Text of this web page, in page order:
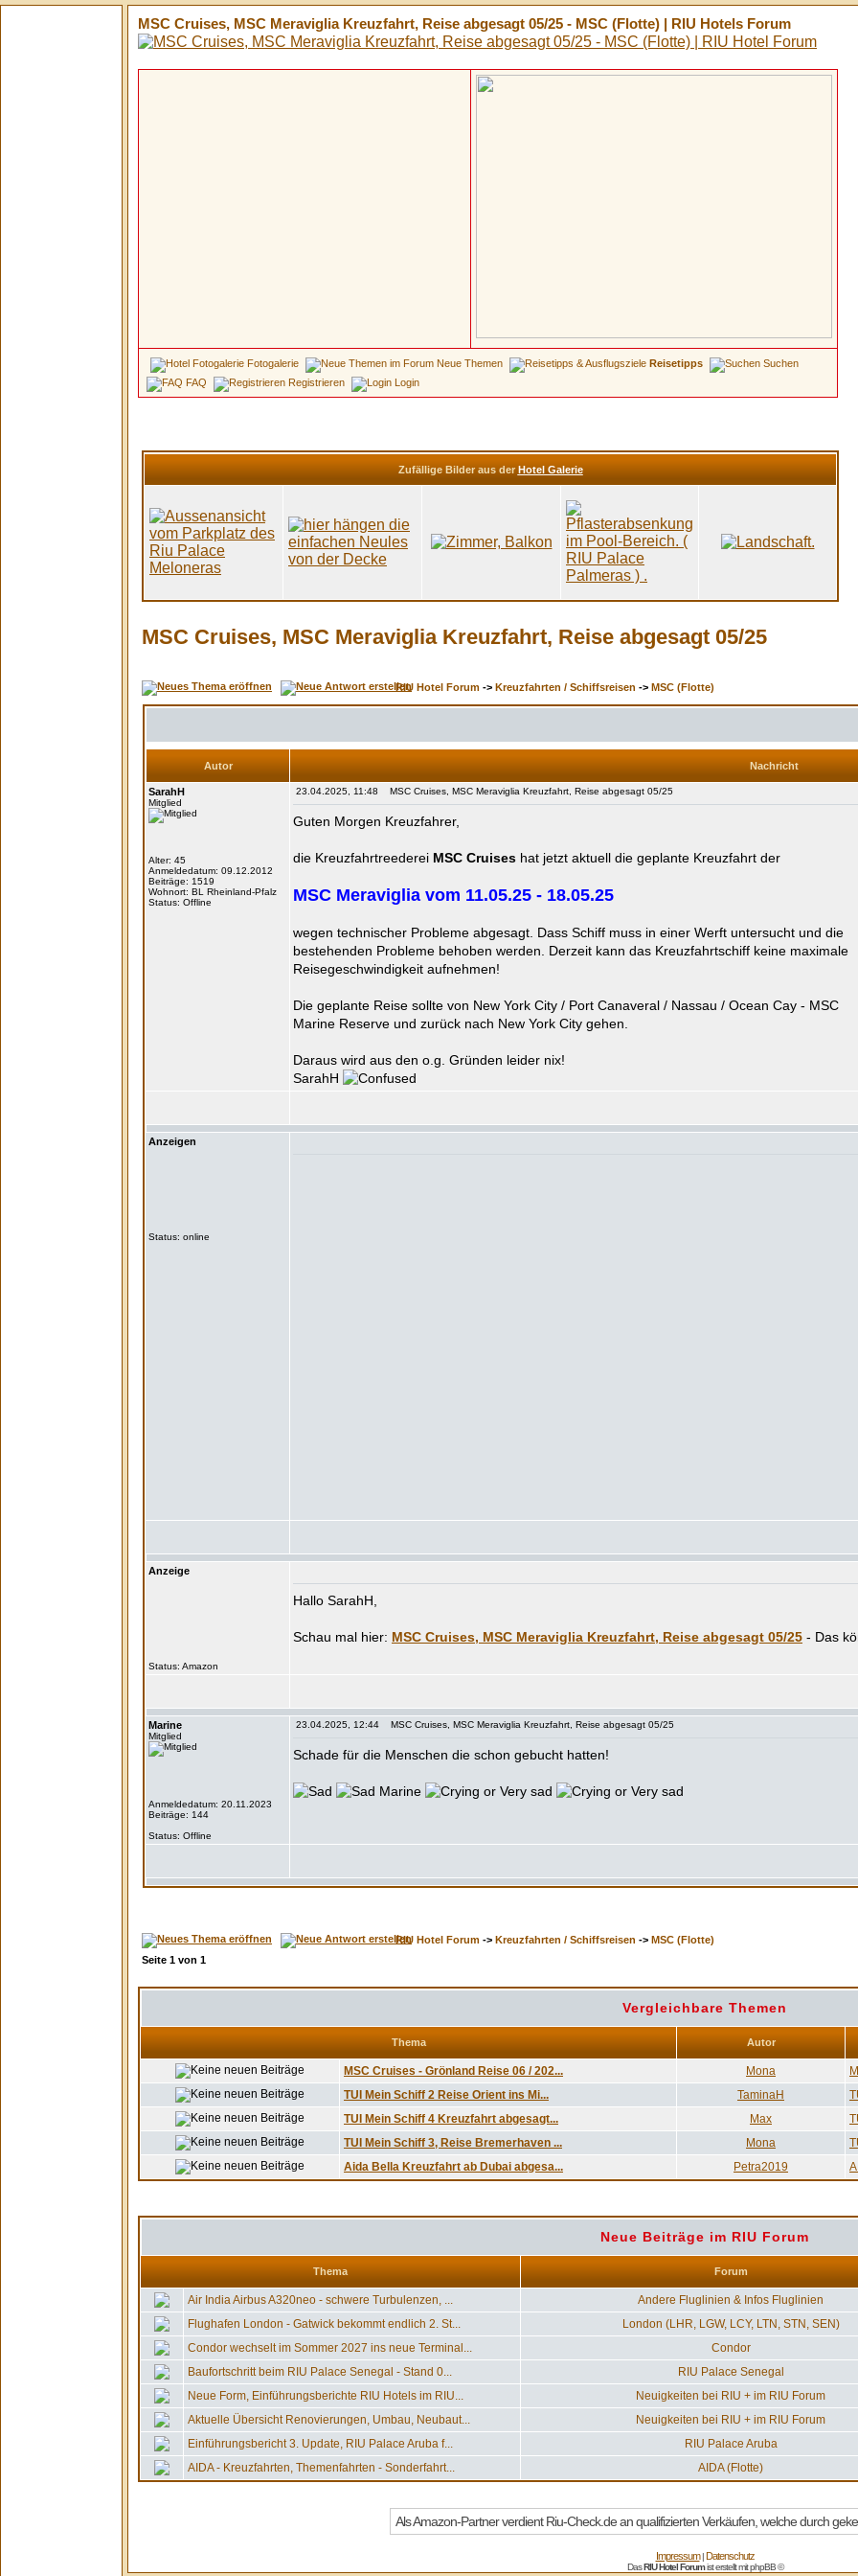
MSC Cruises, MSC Meraviglia Kreuzfahrt, Reise abgesagt 05/25 - MSC (Flotte) | RIU Hotels Forum
Fotogalerie Neue Themen Reisetipps
Suchen
FAQ
Registrieren Login
Zufällige Bilder aus der Hotel Galerie
MSC Cruises, MSC Meraviglia Kreuzfahrt, Reise abgesagt 05/25
RIU Hotel Forum -> Kreuzfahrten / Schiffsreisen -> MSC (Flotte)
Autor Nachricht
SarahH
Mitglied
Alter: 45
Anmeldedatum: 09.12.2012
Beiträge: 1519
Wohnort: BL Rheinland-Pfalz
Status: Offline
23.04.2025, 11:48 MSC Cruises, MSC Meraviglia Kreuzfahrt, Reise abgesagt 05/25
Guten Morgen Kreuzfahrer,
die Kreuzfahrtreederei MSC Cruises hat jetzt aktuell die geplante Kreuzfahrt der
MSC Meraviglia vom 11.05.25 - 18.05.25
wegen technischer Probleme abgesagt. Dass Schiff muss in einer Werft untersucht und die
bestehenden Probleme behoben werden. Derzeit kann das Kreuzfahrtschiff keine maximale
Reisegeschwindigkeit aufnehmen!
Die geplante Reise sollte von New York City / Port Canaveral / Nassau / Ocean Cay - MSC
Marine Reserve und zurück nach New York City gehen.
Daraus wird aus den o.g. Gründen leider nix!
SarahH
Anzeigen
Status: online
Anzeige
Status:
Hallo SarahH,
MSC Cruises, MSC Meraviglia Kreuzfahrt, Reise abgesagt 05/25
Marine
Mitglied
Anmeldedatum: 20.11.2023
Beiträge: 144
Status: Offline
23.04.2025, 12:44 MSC Cruises, MSC Meraviglia Kreuzfahrt, Reise abgesagt 05/25
Schade für die Menschen die schon gebucht hatten!
Marine
RIU Hotel Forum -> Kreuzfahrten / Schiffsreisen -> MSC (Flotte)
Seite 1 von 1
Vergleichbare Themen
Thema Autor
MSC Cruises - Grönland Reise 06 / 202... Mona
TUI Mein Schiff 2 Reise Orient ins Mi...
TaminaH
TUI Mein Schiff 4 Kreuzfahrt abgesagt...
Max
TUI Mein Schiff 3, Reise Bremerhaven ...
Mona
Aida Bella Kreuzfahrt ab Dubai abgesa...
Petra2019
Neue Beiträge im RIU Forum
Thema Forum
Air India Airbus A320neo - schwere Turbulenzen, ...
Andere Fluglinien & Infos Fluglinien
Flughafen London - Gatwick bekommt endlich 2. St...
London (LHR, LGW, LCY, LTN, STN, SEN)
Condor wechselt im Sommer 2027 ins neue Terminal...
Condor
Baufortschritt beim RIU Palace Senegal - Stand 0...
RIU Palace Senegal
Neue Form, Einführungsberichte RIU Hotels im RIU...
Neuigkeiten bei RIU + im RIU Forum
Aktuelle Übersicht Renovierungen, Umbau, Neubaut...
Neuigkeiten bei RIU + im RIU Forum
Einführungsbericht 3. Update, RIU Palace Aruba f...
RIU Palace Aruba
AIDA - Kreuzfahrten, Themenfahrten - Sonderfahrt...
AIDA (Flotte)
Impressum|Datenschutz
DasRIU Hotel Forumist erstellt mitphpBB©